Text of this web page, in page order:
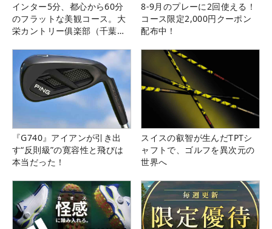
インター5分、都心から60分
のフラットな美観コース。大
栄カントリー俱楽部（千葉
8-9月のプレーに2回使える！
コース限定2,000円クーポン
配布中！
『G740』アイアンが引き出
す“反則級”の寛容性と飛びは
本当だった！
スイスの叡智が生んだTPTシ
ャフトで、ゴルフを異次元の
世界へ